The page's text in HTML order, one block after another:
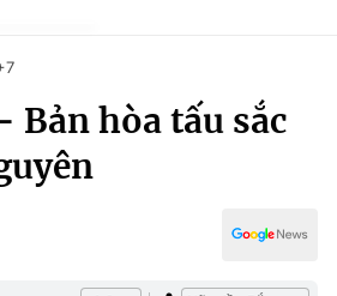
Bản hòa tấu sắc